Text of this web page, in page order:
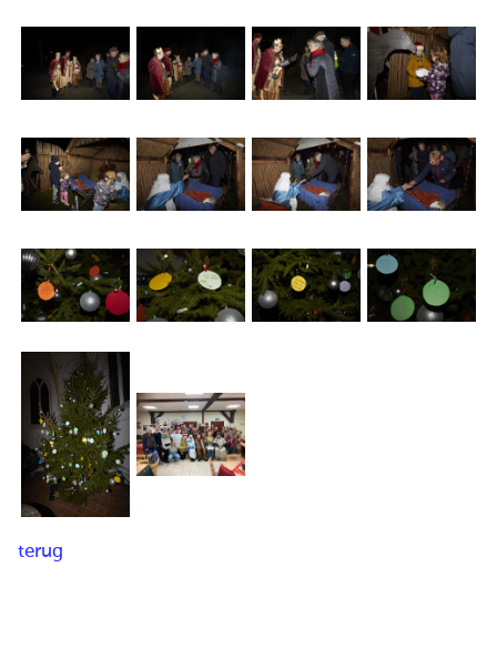
terug